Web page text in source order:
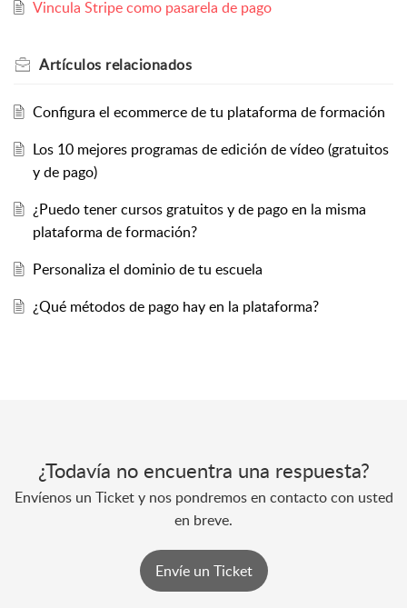
Vincula Stripe como pasarela de pago
Artículos relacionados
Configura el ecommerce de tu plataforma de formación
Los 10 mejores programas de edición de vídeo (gratuitos
y de pago)
¿Puedo tener cursos gratuitos y de pago en la misma
plataforma de formación?
Personaliza el dominio de tu escuela
¿Qué métodos de pago hay en la plataforma?
¿Todavía no encuentra una respuesta?
Envíenos un Ticket y nos pondremos en contacto con usted
en breve.
Envíe un Ticket